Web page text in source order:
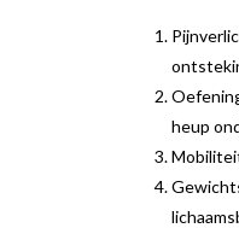
heup